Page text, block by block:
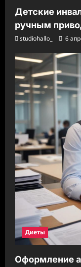
Детские
ручным
studiohallo_ 6
Диеты
Оформление